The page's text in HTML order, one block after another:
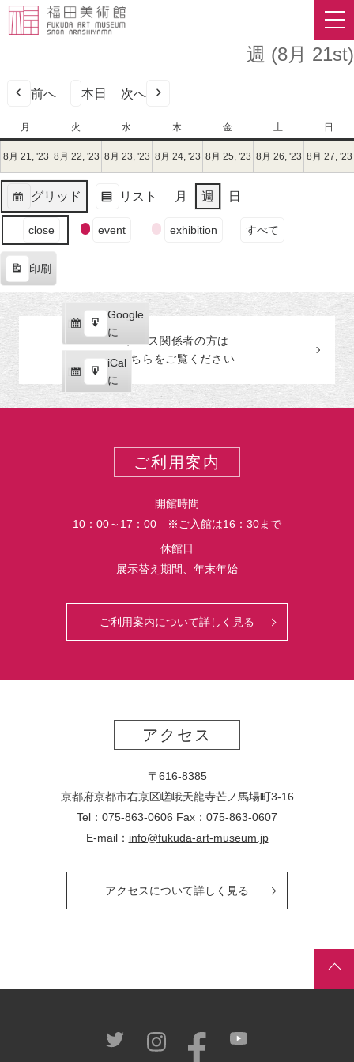
週 (8月 21st)
前へ 本日 次へ
月
曜
日
火
曜
日
水
曜
日
木
曜
日
金
曜
日
土
曜
日
日
曜
日
8月 21, '23 2023
年
月
21
日
（月）
8月 22, '23 2023
年
月
日
8月 23, '23 2023
年
月
日
8月 24, '23 2023
年
8
月
日
8月 25, '23 2023
年
日
8月 26, '23 2023
年
8月 27, '23
グリッド
表
リスト
表
月 週 日
ン
の
カ
テ
ゴ
close event exhibition すべて
印刷
示
Google
で
購
読
iCal
で
購
読
Google
に
エ
ク
ス
ポ
iCal
に
エ
ク
プレス関係者の方は
こちらをご覧ください
ご利用案内
開館時間
10：00～17：00 ※ご入館は16：30まで
休館日
展示替え期間、年末年始
ご利用案内について詳しく見る
アクセス
〒616-8385
京都府京都市右京区嵯峨天龍寺芒ノ馬場町3-16
Tel：075-863-0606 Fax：075-863-0607
E-mail： info@fukuda-art-museum.jp
アクセスについて詳しく見る